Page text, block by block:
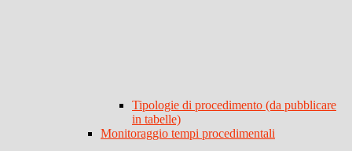
Tipologie di procedimento (da pubblicare
in tabelle)
Monitoraggio tempi procedimentali